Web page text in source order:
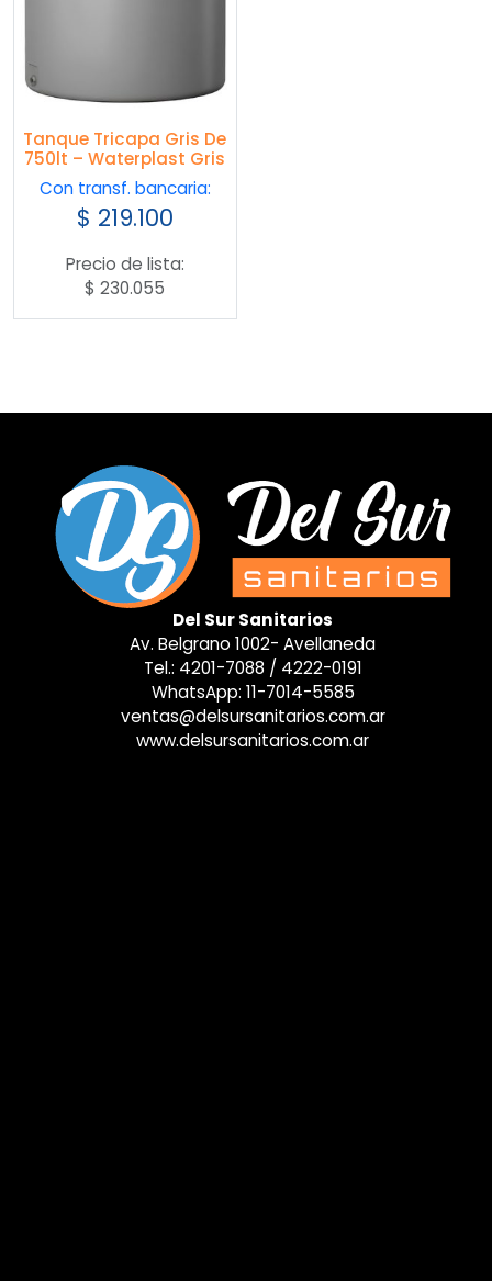
Tanque Tricapa Gris De
750lt – Waterplast Gris
Con transf. bancaria:
$ 219.100
Precio de lista:
$ 230.055
Del Sur Sanitarios
Av. Belgrano 1002- Avellaneda
Tel.: 4201-7088 / 4222-0191
WhatsApp: 11-7014-5585
ventas@delsursanitarios.com.ar
www.delsursanitarios.com.ar